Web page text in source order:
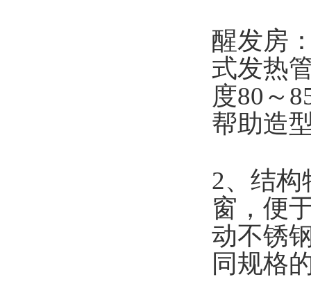
醒发房
式发热
度80～
帮助造
2、结构
窗，便
动不锈
同规格